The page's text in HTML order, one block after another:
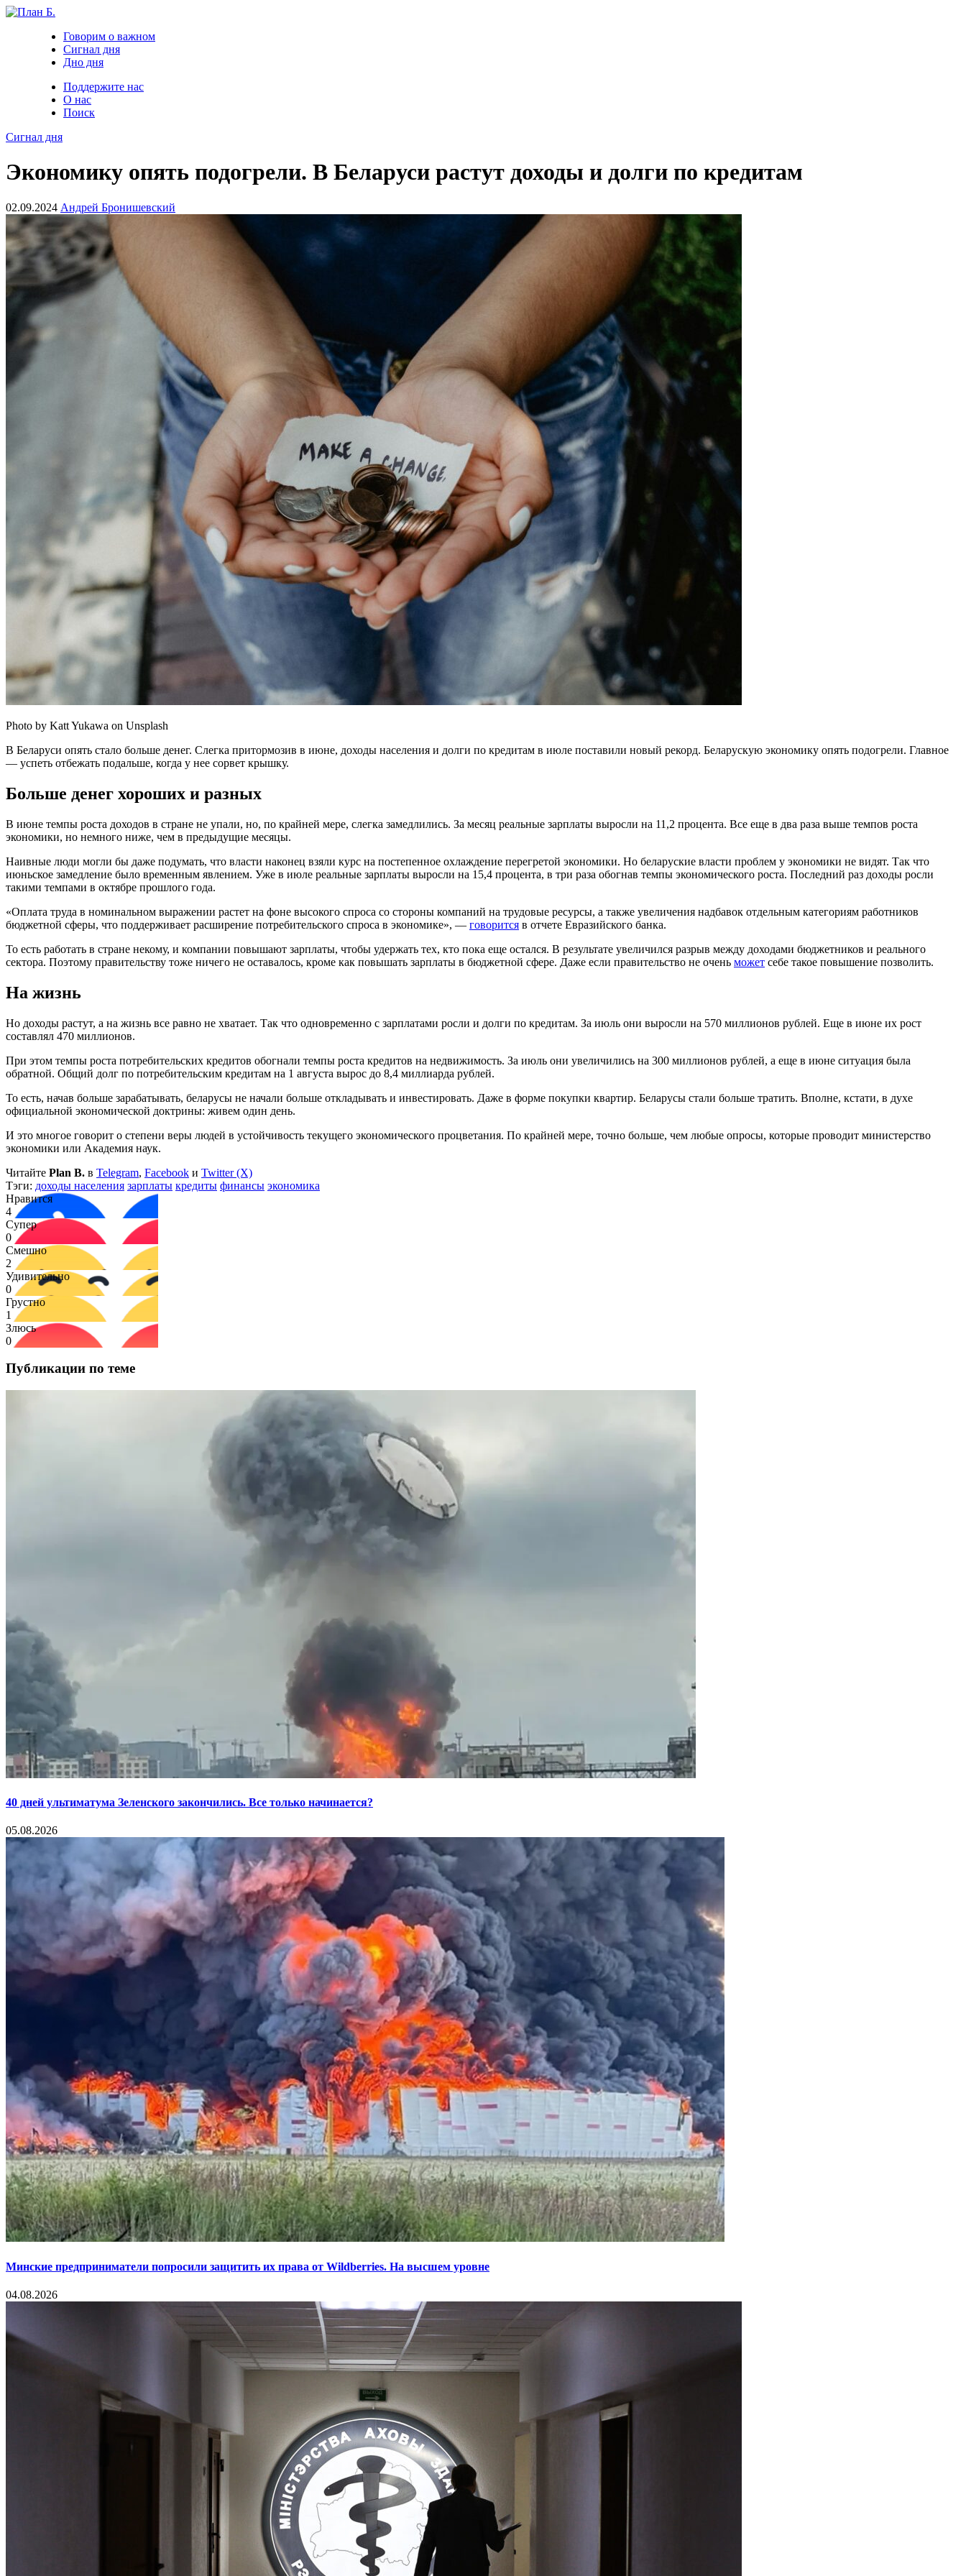
Говорим о важном
Сигнал дня
Дно дня
Поддержите нас
О нас
Поиск
Сигнал дня
Экономику опять подогрели. В Беларуси растут доходы и долги по кредитам
02.09.2024 Андрей Бронишевский
Photo by Katt Yukawa on Unsplash
В Беларуси опять стало больше денег. Слегка притормозив в июне, доходы населения и долги по кредитам в июле поставили новый рекорд. Беларускую экономику опять подогрели. Главное
— успеть отбежать подальше, когда у нее сорвет крышку.
Больше денег хороших и разных
В июне темпы роста доходов в стране не упали, но, по крайней мере, слегка замедлились. За месяц реальные зарплаты выросли на 11,2 процента. Все еще в два раза выше темпов роста
экономики, но немного ниже, чем в предыдущие месяцы.
Наивные люди могли бы даже подумать, что власти наконец взяли курс на постепенное охлаждение перегретой экономики. Но беларуские власти проблем у экономики не видят. Так что
июньское замедление было временным явлением. Уже в июле реальные зарплаты выросли на 15,4 процента, в три раза обогнав темпы экономического роста. Последний раз доходы росли
такими темпами в октябре прошлого года.
«Оплата труда в номинальном выражении растет на фоне высокого спроса со стороны компаний на трудовые ресурсы, а также увеличения надбавок отдельным категориям работников
бюджетной сферы, что поддерживает расширение потребительского спроса в экономике», — говорится в отчете Евразийского банка.
То есть работать в стране некому, и компании повышают зарплаты, чтобы удержать тех, кто пока еще остался. В результате увеличился разрыв между доходами бюджетников и реального
сектора. Поэтому правительству тоже ничего не оставалось, кроме как повышать зарплаты в бюджетной сфере. Даже если правительство не очень может себе такое повышение позволить.
На жизнь
Но доходы растут, а на жизнь все равно не хватает. Так что одновременно с зарплатами росли и долги по кредитам. За июль они выросли на 570 миллионов рублей. Еще в июне их рост
составлял 470 миллионов.
При этом темпы роста потребительских кредитов обогнали темпы роста кредитов на недвижимость. За июль они увеличились на 300 миллионов рублей, а еще в июне ситуация была
обратной. Общий долг по потребительским кредитам на 1 августа вырос до 8,4 миллиарда рублей.
То есть, начав больше зарабатывать, беларусы не начали больше откладывать и инвестировать. Даже в форме покупки квартир. Беларусы стали больше тратить. Вполне, кстати, в духе
официальной экономической доктрины: живем один день.
И это многое говорит о степени веры людей в устойчивость текущего экономического процветания. По крайней мере, точно больше, чем любые опросы, которые проводит министерство
экономики или Академия наук.
Читайте Plan B. в Telegram, Facebook и Twitter (X)
Тэги: доходы населения зарплаты кредиты финансы экономика
Нравится
4
Супер
0
Смешно
2
Удивительно
0
Грустно
1
Злюсь
0
Публикации по теме
40 дней ультиматума Зеленского закончились. Все только начинается?
05.08.2026
Минские предприниматели попросили защитить их права от Wildberries. На высшем уровне
04.08.2026